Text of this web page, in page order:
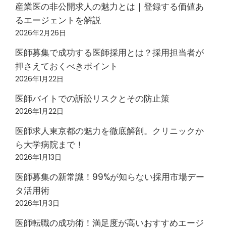
産業医の非公開求人の魅力とは｜登録する価値あ
るエージェントを解説
2026年2月26日
医師募集で成功する医師採用とは？採用担当者が
押さえておくべきポイント
2026年1月22日
医師バイトでの訴訟リスクとその防止策
2026年1月22日
医師求人東京都の魅力を徹底解剖。クリニックか
ら大学病院まで！
2026年1月13日
医師募集の新常識！99%が知らない採用市場デー
タ活用術
2026年1月3日
医師転職の成功術！満足度が高いおすすめエージ